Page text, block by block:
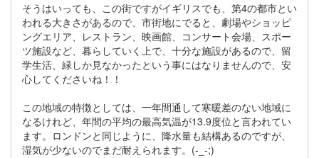
そうはいっても、この街ですがイギリスでも、第4の都市とい
われる大きさがあるので、市街地にでると、劇場やショッピ
ングエリア、レストラン、映画館、コンサート会場、スポー
ツ施設など、暮らしていく上で、十分な施設があるので、留
学生活、緑しか見なかったという事にはなりませんので、安
心してくださいね！！
この地域の特徴としては、一年間通して寒暖差のない地域に
なるけれど、年間の平均の最高気温が13.9度位と言われてい
ます。ロンドンと同じように、降水量も結構あるのですが、
湿気が少ないのでまだ耐えられます。(-_-;)